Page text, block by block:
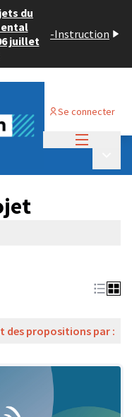
du
juillet
-Instruction
Se connecter
des propositions par :